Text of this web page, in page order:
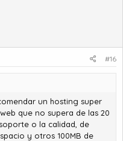
#16
un hosting super
que no supera de las 20
o la calidad, de
y otros 100MB de